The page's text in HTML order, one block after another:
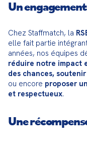
Un
Chez Staffmatch, la
elle fait partie
réduire notre impact
des chances,
ou encore proposer
et respectueux.
Une